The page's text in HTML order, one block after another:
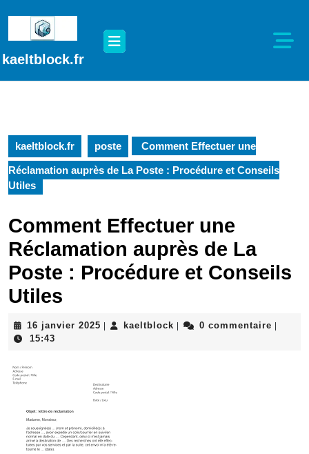
contenu
kaeltblock.fr
Open
Button
kaeltblock.fr poste Comment Effectuer une
Réclamation auprès de La Poste : Procédure et Conseils
Utiles
Comment Effectuer une
Réclamation auprès de La
Poste : Procédure et Conseils
Utiles
16 janvier 2025 16
kaeltblock kaeltblock0 commentaire
15:43